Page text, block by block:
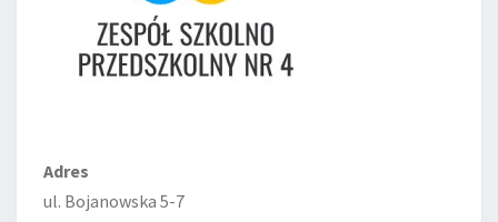
Adres
ul. Bojanowska 5-7